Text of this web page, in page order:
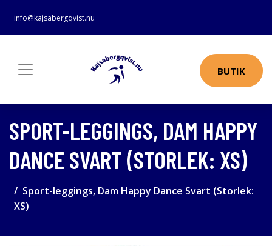
info@kajsabergqvist.nu
BUTIK
SPORT-LEGGINGS, DAM HAPPY
DANCE SVART (STORLEK: XS)
Sport-leggings, Dam Happy Dance Svart (Storlek:
XS)